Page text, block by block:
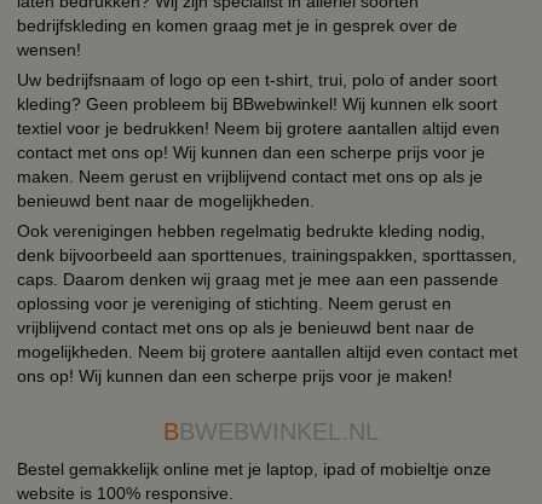
bedrijfskleding en komen graag met je in gesprek over de
wensen!
Uw bedrijfsnaam of logo op een t-shirt, trui, polo of ander soort
kleding? Geen probleem bij BBwebwinkel! Wij kunnen elk soort
textiel voor je bedrukken! Neem bij grotere aantallen altijd even
contact met ons op! Wij kunnen dan een scherpe prijs voor je
maken. Neem gerust en vrijblijvend contact met ons op als je
benieuwd bent naar de mogelijkheden.
Ook verenigingen hebben regelmatig bedrukte kleding nodig,
denk bijvoorbeeld aan sporttenues, trainingspakken, sporttassen,
caps. Daarom denken wij graag met je mee aan een passende
oplossing voor je vereniging of stichting. Neem gerust en
vrijblijvend contact met ons op als je benieuwd bent naar de
mogelijkheden. Neem bij grotere aantallen altijd even contact met
ons op! Wij kunnen dan een scherpe prijs voor je maken!
BBWEBWINKEL.NL
Bestel gemakkelijk online met je laptop, ipad of mobieltje onze
website is 100% responsive.